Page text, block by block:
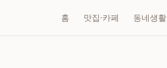
홈 맛집·카페 동네생활